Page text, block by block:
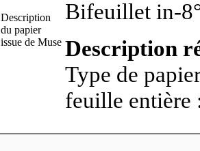
Description
du papier
issue de Muse Description
Type de papier : . , . Épaisseur : mm.
feuille entière